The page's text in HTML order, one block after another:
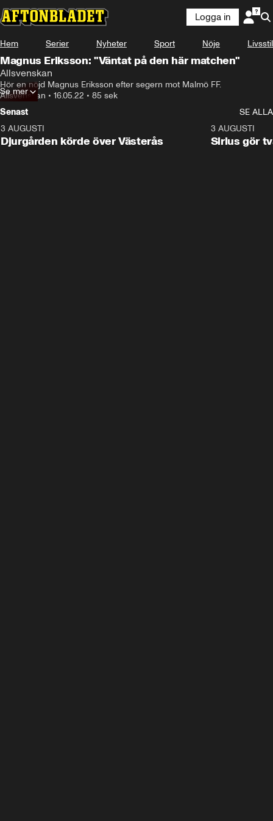
Logga in
Hem Serier Nyheter Sport Nöje Livsstil
Magnus Eriksson: "Väntat på den här matchen"
Allsvenskan
Hör en nöjd Magnus Eriksson efter segern mot Malmö FF.
Allsvenskan • 16.05.22 • 85 sek
Se mer
Senast
SE ALLA
3 AUGUSTI
Djurgården körde över Västerås
3 AUGUSTI
Sirius gör